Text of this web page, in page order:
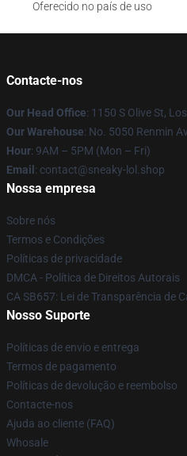
Oferecido no país de uso
Contacte-nos
Our Head Office: 1150 S Olive St,
Our Warehouse: No. 5050 Renmin
Hour: 9AM – 5PM (Mon – Fri)
Email : contact@sneaky-lol.shop
Nossa empresa
Sobre nós
Termos e Condições
Políticas de privacidade
DMCA - Política de Direitos Autorais
CA SB657: Lei de Transparência de
Nosso Suporte
Políticas de envio e entrega
Termos de pagamento
Políticas de devolução e reembolso
Contacte-nos
Ajuda ao cliente (FAQ)
Whosale